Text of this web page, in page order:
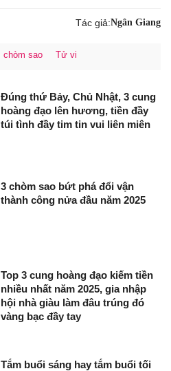
Tác giả:Ngân Giang
chòm sao Tử vi
Đúng thứ Bảy, Chủ Nhật, 3 cung
hoàng đạo lên hương, tiền đầy
túi tình đầy tim tin vui liên miên
3 chòm sao bứt phá đổi vận
thành công nửa đầu năm 2025
Top 3 cung hoàng đạo kiếm tiền
nhiều nhất năm 2025, gia nhập
hội nhà giàu làm đâu trúng đó
vàng bạc đầy tay
Tắm buổi sáng hay tắm buổi tối